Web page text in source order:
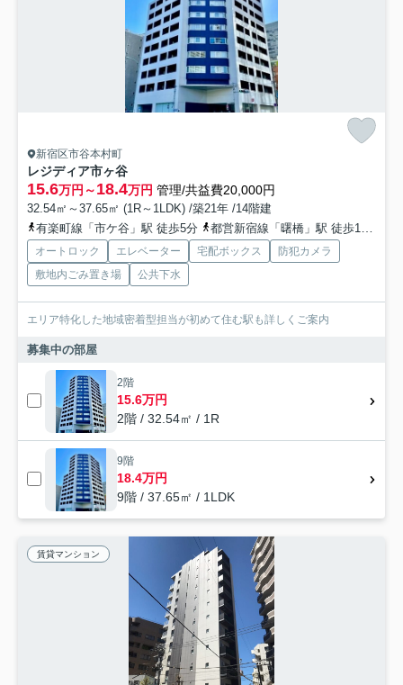
新宿区市谷本村町
レジディア市ヶ谷
15.6万円～18.4万円 管理/共益費20,000円
32.54㎡～37.65㎡ (1R～1LDK) /築21年 /14階建
有楽町線「市ケ谷」駅 徒歩5分
都営新宿線「曙橋」駅 徒歩11分
オートロック エレベーター 宅配ボックス
防犯カメラ
敷地内ごみ置き場
公共下水
エリア特化した地域密着型担当が初めて住む駅も詳しくご案内
募集中の部屋
2階
15.6万円
2階 / 32.54㎡ / 1R
9階
18.4万円
9階 / 37.65㎡ / 1LDK
賃貸マンション